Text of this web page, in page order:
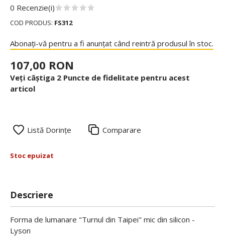
0 Recenzie(i)
COD PRODUS: FS312
Abonați-vă pentru a fi anunțat când reintră produsul în stoc.
107,00 RON
Veți câștiga 2 Puncte de fidelitate pentru acest
articol
Listă Dorințe Comparare
Stoc epuizat
Descriere
Forma de lumanare "Turnul din Taipei" mic din silicon -
Lyson